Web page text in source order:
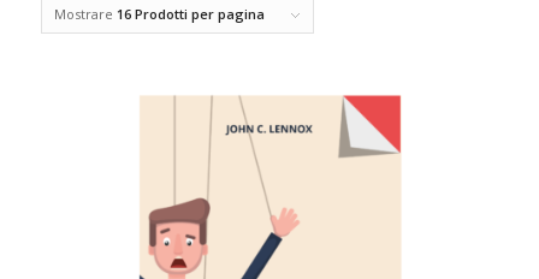
Mostrare 16 Prodotti per pagina